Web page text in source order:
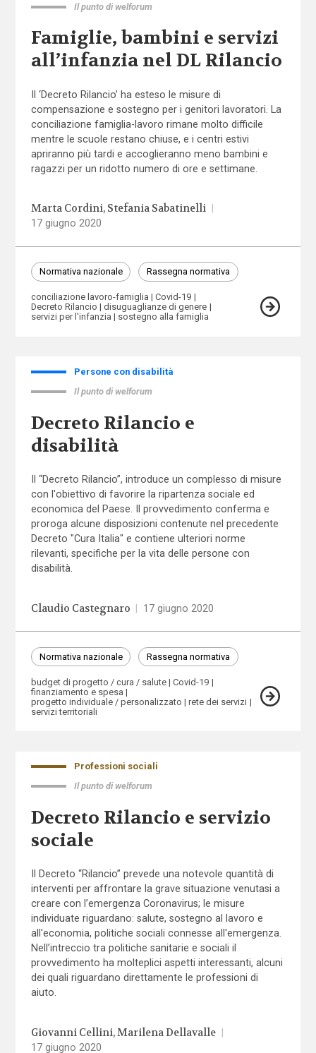
Il punto di welforum
Famiglie, bambini e servizi
all’infanzia nel DL Rilancio
Il ‘Decreto Rilancio’ ha esteso le misure di
compensazione e sostegno per i genitori lavoratori. La
conciliazione famiglia-lavoro rimane molto difficile
mentre le scuole restano chiuse, e i centri estivi
apriranno più tardi e accoglieranno meno bambini e
ragazzi per un ridotto numero di ore e settimane.
Marta Cordini Stefania Sabatinelli
17 giugno 2020
Normativa nazionale Rassegna normativa
conciliazione lavoro-famiglia
Covid-19
Decreto Rilancio
disuguaglianze di genere
servizi per l'infanzia
sostegno alla famiglia
Persone con disabilità
Il punto di welforum
Decreto Rilancio e
disabilità
Il “Decreto Rilancio”, introduce un complesso di misure
con l'obiettivo di favorire la ripartenza sociale ed
economica del Paese. Il provvedimento conferma e
proroga alcune disposizioni contenute nel precedente
Decreto "Cura Italia" e contiene ulteriori norme
rilevanti, specifiche per la vita delle persone con
disabilità.
Claudio Castegnaro 17 giugno 2020
Normativa nazionale Rassegna normativa
budget di progetto / cura / salute
Covid-19
finanziamento e spesa
progetto individuale / personalizzato
rete dei servizi
servizi territoriali
Professioni sociali
Il punto di welforum
Decreto Rilancio e servizio
sociale
Il Decreto “Rilancio” prevede una notevole quantità di
interventi per affrontare la grave situazione venutasi a
creare con l’emergenza Coronavirus; le misure
individuate riguardano: salute, sostegno al lavoro e
all'economia, politiche sociali connesse all'emergenza.
Nell’intreccio tra politiche sanitarie e sociali il
provvedimento ha molteplici aspetti interessanti, alcuni
dei quali riguardano direttamente le professioni di
aiuto.
Giovanni Cellini Marilena Dellavalle
17 giugno 2020